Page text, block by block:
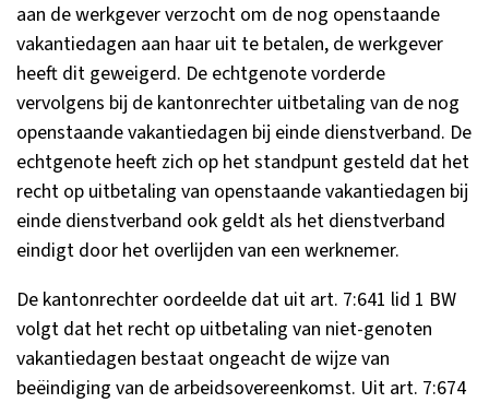
aan de werkgever verzocht om de nog openstaande
vakantiedagen aan haar uit te betalen, de werkgever
heeft dit geweigerd. De echtgenote vorderde
vervolgens bij de kantonrechter uitbetaling van de nog
openstaande vakantiedagen bij einde dienstverband. De
echtgenote heeft zich op het standpunt gesteld dat het
recht op uitbetaling van openstaande vakantiedagen bij
einde dienstverband ook geldt als het dienstverband
eindigt door het overlijden van een werknemer.
De kantonrechter oordeelde dat uit art. 7:641 lid 1 BW
volgt dat het recht op uitbetaling van niet-genoten
vakantiedagen bestaat ongeacht de wijze van
beëindiging van de arbeidsovereenkomst. Uit art. 7:674